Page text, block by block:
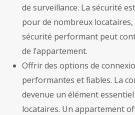
de surveillance. La sécurité
pour de nombreux locataires,
sécurité performant peut
de l’appartement.
Offrir des options de
performantes et fiables. La
devenue un élément
locataires. Un appartement